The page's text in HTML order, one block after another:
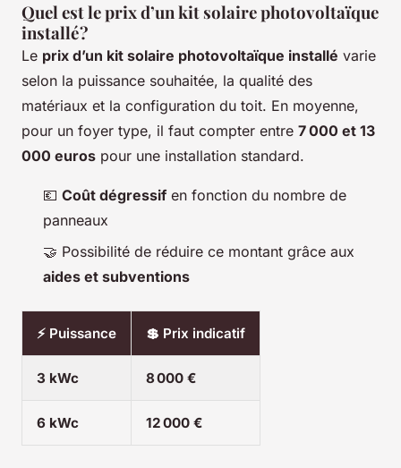
Quel est le prix d’un kit solaire photovoltaïque
installé ?
Le prix d’un kit solaire photovoltaïque installé varie
selon la puissance souhaitée, la qualité des
matériaux et la configuration du toit. En moyenne,
pour un foyer type, il faut compter entre 7 000 et 13
000 euros pour une installation standard.
💶 Coût dégressif en fonction du nombre de
panneaux
🤝 Possibilité de réduire ce montant grâce aux
aides et subventions
⚡ Puissance 💲 Prix indicatif
3 kWc 8 000 €
6 kWc 12 000 €